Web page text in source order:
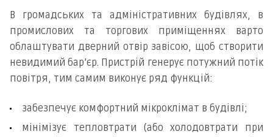
В громадських та адміністративних будівлях, в
промислових та торгових приміщеннях варто
облаштувати дверний отвір завісою, щоб створити
невидимий бар’єр. Пристрій генерує потужний потік
повітря, тим самим виконує ряд функцій:
забезпечує комфортний мікроклімат в будівлі;
мінімізує тепловтрати (або холодовтрати при